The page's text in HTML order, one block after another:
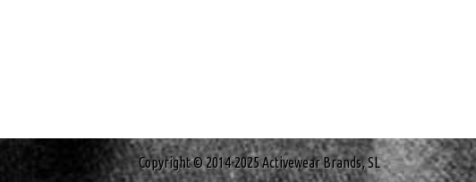
Copyright © 2014-2025 Activewear Brands, SL